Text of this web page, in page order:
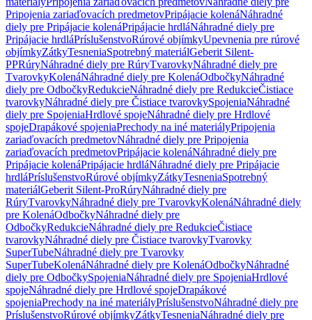
Pripojenia zariaďovacích predmetovPripájacie kolenáNáhradné
diely pre Pripájacie kolenáPripájacie hrdláNáhradné diely pre
Pripájacie hrdláPríslušenstvoRúrové objímkyUpevnenia pre rúrové
objímkyZátkyTesneniaSpotrebný materiálGeberit Silent-
PPRúryNáhradné diely pre RúryTvarovkyNáhradné diely pre
TvarovkyKolenáNáhradné diely pre KolenáOdbočkyNáhradné
diely pre OdbočkyRedukcieNáhradné diely pre RedukcieČistiace
tvarovkyNáhradné diely pre Čistiace tvarovkySpojeniaNáhradné
diely pre SpojeniaHrdlové spojeNáhradné diely pre Hrdlové
spojeDrapákové spojeniaPrechody na iné materiályPripojenia
zariaďovacích predmetovNáhradné diely pre Pripojenia
zariaďovacích predmetovPripájacie kolenáNáhradné diely pre
Pripájacie kolenáPripájacie hrdláNáhradné diely pre Pripájacie
hrdláPríslušenstvoRúrové objímkyZátkyTesneniaSpotrebný
materiálGeberit Silent-ProRúryNáhradné diely pre
RúryTvarovkyNáhradné diely pre TvarovkyKolenáNáhradné diely
pre KolenáOdbočkyNáhradné diely pre
OdbočkyRedukcieNáhradné diely pre RedukcieČistiace
tvarovkyNáhradné diely pre Čistiace tvarovkyTvarovky
SuperTubeNáhradné diely pre Tvarovky
SuperTubeKolenáNáhradné diely pre KolenáOdbočkyNáhradné
diely pre OdbočkySpojeniaNáhradné diely pre SpojeniaHrdlové
spojeNáhradné diely pre Hrdlové spojeDrapákové
spojeniaPrechody na iné materiályPríslušenstvoNáhradné diely pre
PríslušenstvoRúrové objímkyZátkyTesneniaNáhradné diely pre